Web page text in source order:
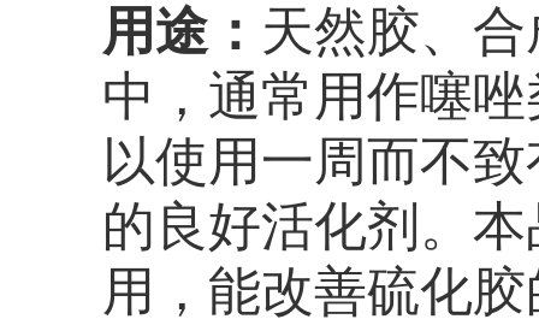
用途： 天然胶、
中，通常用作噻
以使用一周而不
的良好活化剂。
用，能改善硫化